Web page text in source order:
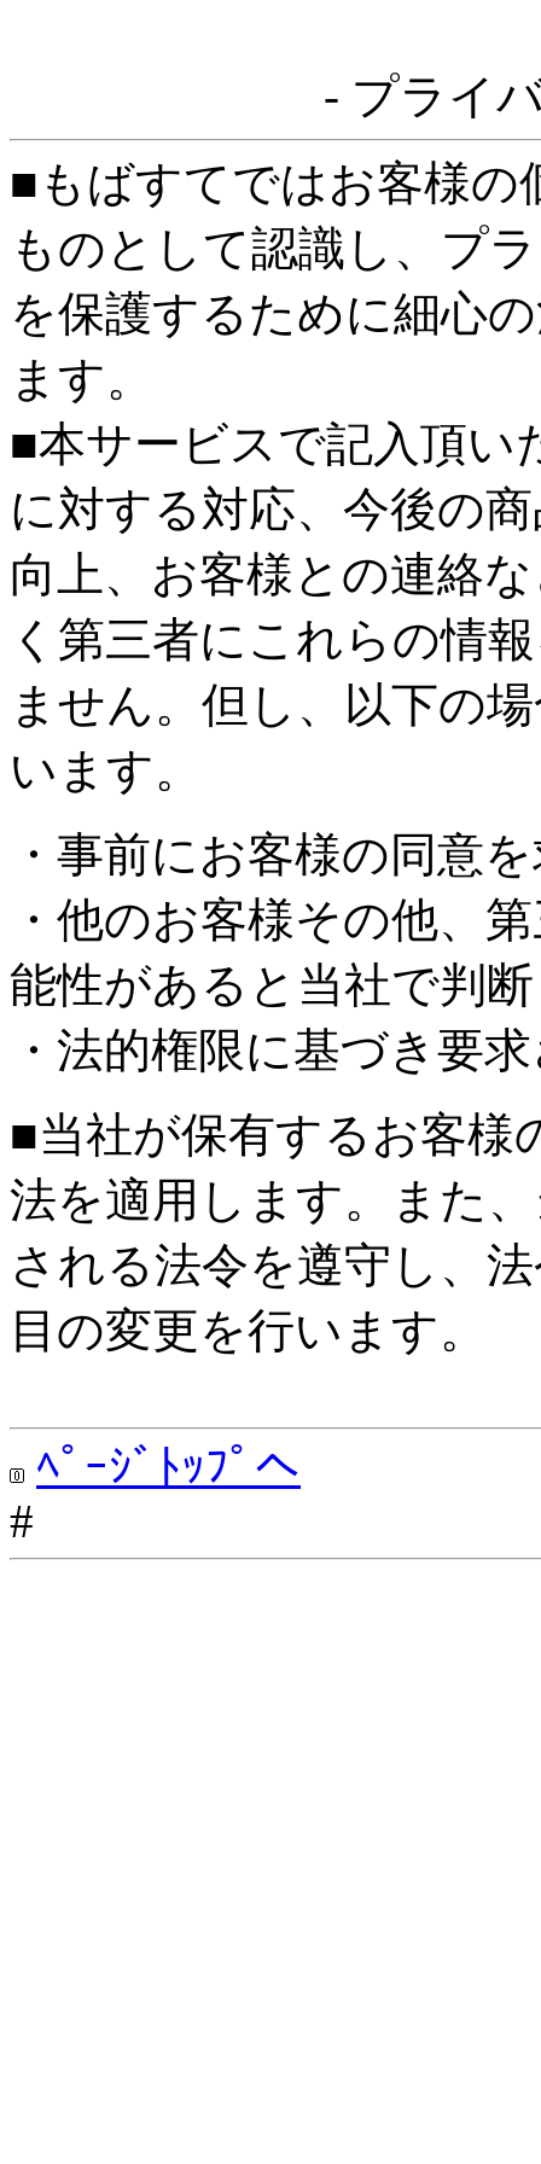
- プライ
■もばすてではお客様の
ものとして認識し、プ
を保護するために細心
ます。
■本サービスで記入頂い
に対する対応、今後の
向上、お客様との連絡
く第三者にこれらの情
ません。但し、以下の
います。
・事前にお客様の同意
・他のお客様その他、
能性があると当社で判
・法的権限に基づき要
■当社が保有するお客様
法を適用します。また
される法令を遵守し、
目の変更を行います。
ﾍﾟｰｼﾞﾄｯﾌﾟへ
#